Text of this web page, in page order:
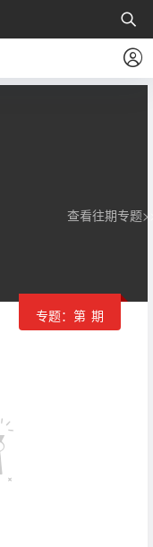
查看往期专题
专题：第 期